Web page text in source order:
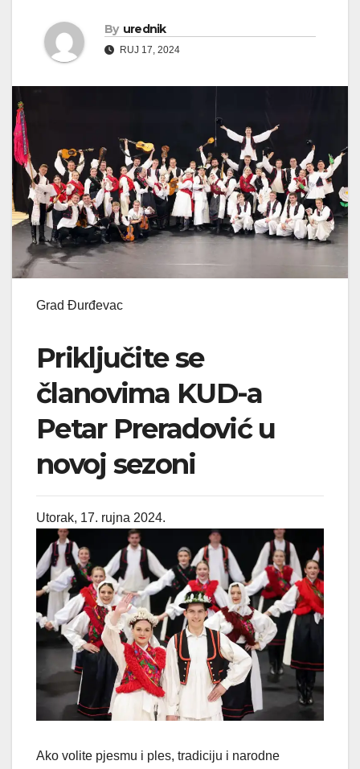
By urednik
RUJ 17, 2024
Grad Đurđevac
Priključite se
članovima KUD-a
Petar Preradović u
novoj sezoni
Utorak, 17. rujna 2024.
Ako volite pjesmu i ples, tradiciju i narodne